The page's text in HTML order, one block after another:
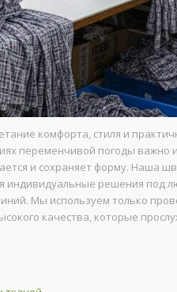
комфорта, стиля и
переменчивой погоды важно
и сохраняет форму. Наша
индивидуальные решения под
Мы используем только
качества, которые